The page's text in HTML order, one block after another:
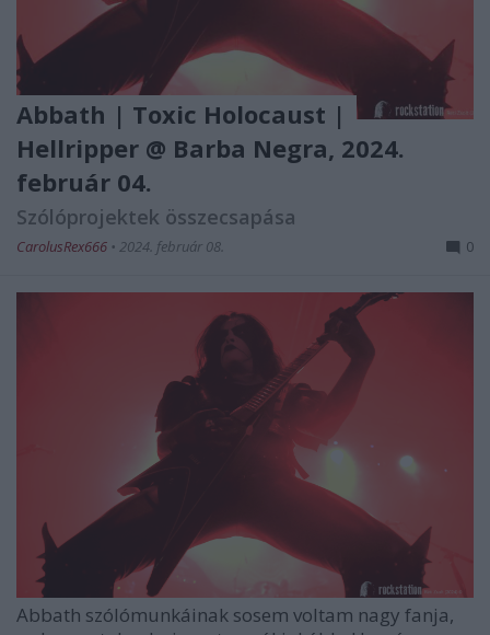
Abbath | Toxic Holocaust |
Hellripper @ Barba Negra, 2024.
február 04.
Szólóprojektek összecsapása
CarolusRex666 • 2024. február 08. 0
Abbath szólómunkáinak sosem voltam nagy fanja,